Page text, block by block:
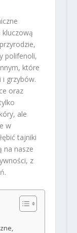
polifenoli,
które
grzybów.
oraz
ale
w
tajniki
na nasze
z